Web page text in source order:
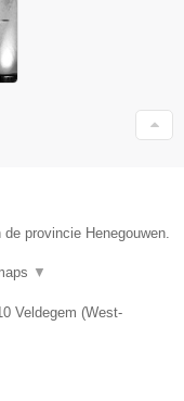
provincie Henegouwen.
▼
Veldegem (West-